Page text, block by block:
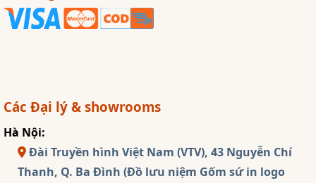
Các Đại lý & showrooms
Hà Nội:
Đài Truyền hình Việt Nam (VTV), 43 Nguyễn Chí
Thanh, Q. Ba Đình (Đồ lưu niệm Gốm sứ in logo